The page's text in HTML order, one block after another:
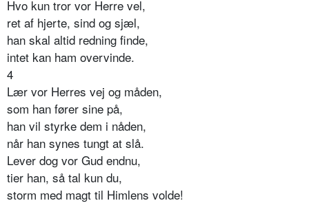
Hvo kun tror vor Herre vel,
ret af hjerte, sind og sjæl,
han skal altid redning finde,
intet kan ham overvinde.
4
Lær vor Herres vej og måden,
som han fører sine på,
han vil styrke dem i nåden,
når han synes tungt at slå.
Lever dog vor Gud endnu,
tier han, så tal kun du,
storm med magt til Himlens volde!